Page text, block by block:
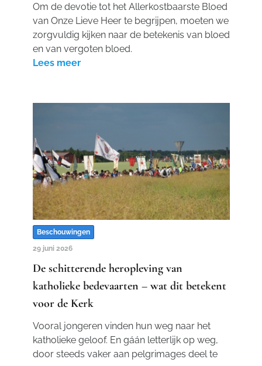
Om de devotie tot het Allerkostbaarste Bloed
van Onze Lieve Heer te begrijpen, moeten we
zorgvuldig kijken naar de betekenis van bloed
en van vergoten bloed.
Lees meer
Beschouwingen
29 juni 2026
De schitterende heropleving van
katholieke bedevaarten – wat dit betekent
voor de Kerk
Vooral jongeren vinden hun weg naar het
katholieke geloof. En gáán letterlijk op weg,
door steeds vaker aan pelgrimages deel te